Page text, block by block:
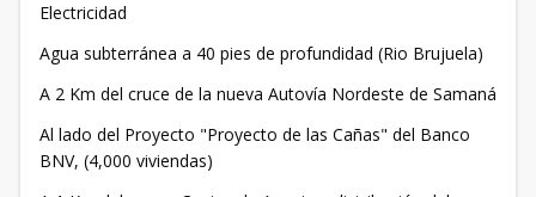
Electricidad
Agua subterránea a 40 pies de profundidad (Rio Brujuela)
A 2 Km del cruce de la nueva Autovía Nordeste de Samaná
Al lado del Proyecto "Proyecto de las Cañas" del Banco
BNV, (4,000 viviendas)